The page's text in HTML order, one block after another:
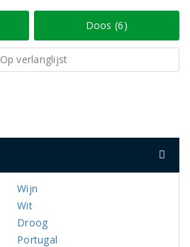
Doos (6)
Op verlanglijst
Wijn
Wit
Droog
Portugal